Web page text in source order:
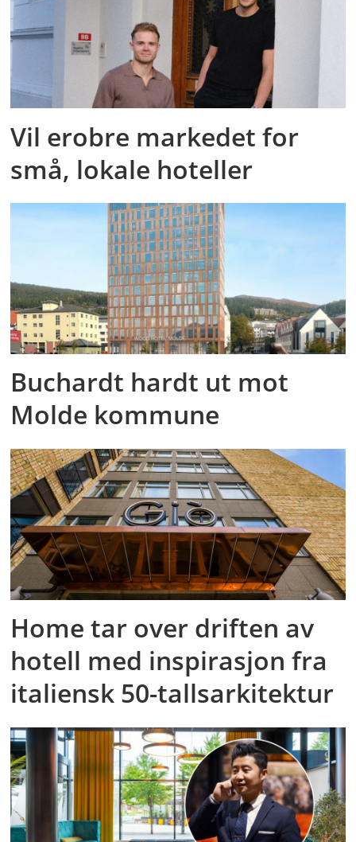
Vil erobre markedet for
små, lokale hoteller
Buchardt hardt ut mot
Molde kommune
Home tar over driften av
hotell med inspirasjon fra
italiensk 50-tallsarkitektur